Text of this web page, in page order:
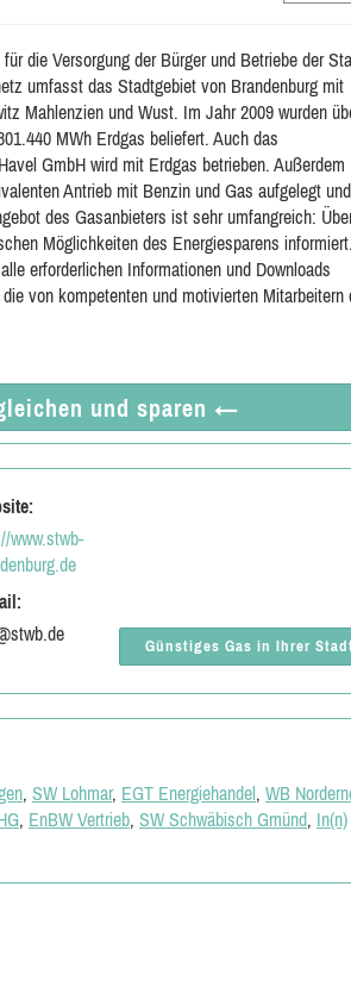
die Versorgung der Bürger und Betriebe der
umfasst das Stadtgebiet von Brandenburg mit
Mahlenzien und Wust. Im Jahr 2009 wurden
MWh Erdgas beliefert. Auch das
GmbH wird mit Erdgas betrieben. Außerdem
Antrieb mit Benzin und Gas aufgelegt und
des Gasanbieters ist sehr umfangreich:
Möglichkeiten des Energiesparens
erforderlichen Informationen und Downloads
von kompetenten und motivierten Mitarbeitern
und sparen ←
www.stwb-
Günstiges Gas in Ihrer
, SW Lohmar, EGT Energiehandel, WB
, EnBW Vertrieb, SW Schwäbisch Gmünd, In(n)